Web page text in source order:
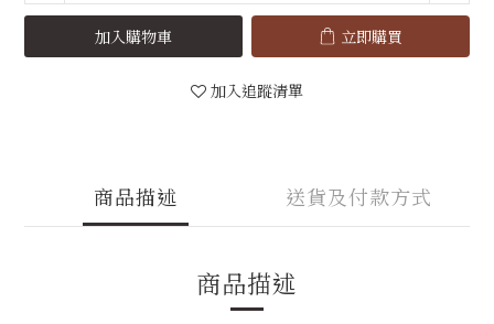
加入購物車 立即購買
加入追蹤清單
商品描述 送貨及付款方式
商品描述